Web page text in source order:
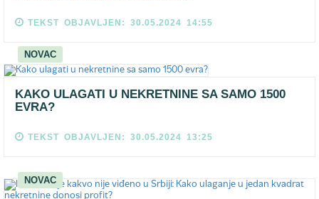
TEKST OBJAVLJEN: 30.05.2024 14:55
NOVAC
KAKO ULAGATI U NEKRETNINE SA SAMO 1500
EVRA?
TEKST OBJAVLJEN: 30.05.2024 13:25
NOVAC